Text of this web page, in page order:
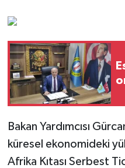
Bakan Yardımcısı
küresel ekonomideki
Afrika Kıtası Serbest